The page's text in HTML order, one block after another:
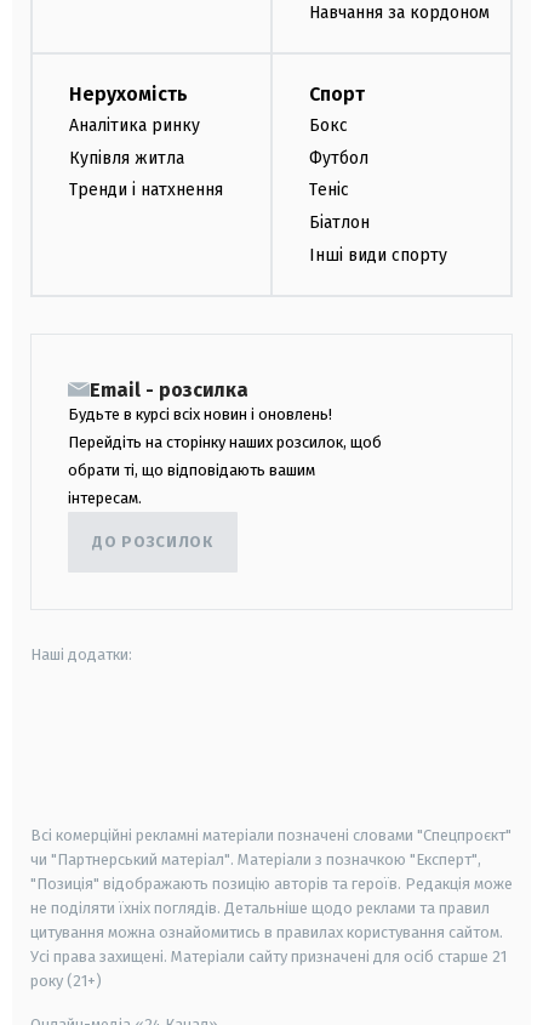
Навчання за кордоном
Нерухомість
Аналітика ринку
Купівля житла
Тренди і натхнення
Спорт
Бокс
Футбол
Теніс
Біатлон
Інші види спорту
Email - розсилка
Будьте в курсі всіх новин і оновлень!
Перейдіть на сторінку наших розсилок, щоб
обрати ті, що відповідають вашим
інтересам.
ДО РОЗСИЛОК
Наші додатки:
Всі комерційні рекламні матеріали позначені словами "Спецпроєкт"
чи "Партнерський матеріал". Матеріали з позначкою "Експерт",
"Позиція" відображають позицію авторів та героїв. Редакція може
не поділяти їхніх поглядів. Детальніше щодо реклами та правил
цитування можна ознайомитись в правилах користування сайтом.
Усі права захищені. Матеріали сайту призначені для осіб старше 21
року (21+)